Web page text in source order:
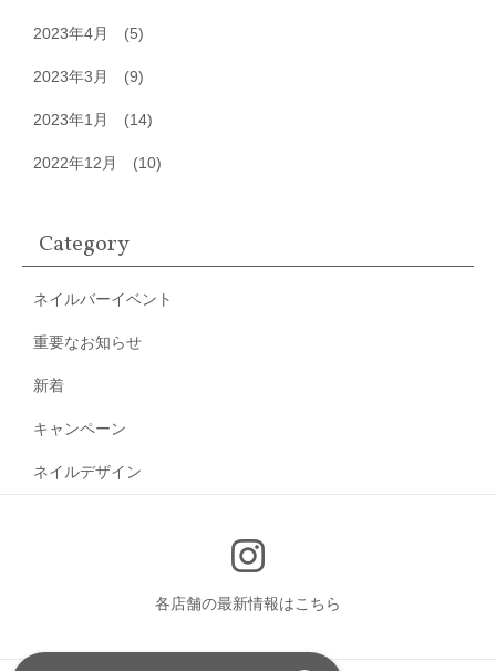
2023年4月 (5)
2023年3月 (9)
2023年1月 (14)
2022年12月 (10)
Category
ネイルバーイベント
重要なお知らせ
新着
キャンペーン
ネイルデザイン
各店舗の最新情報はこちら